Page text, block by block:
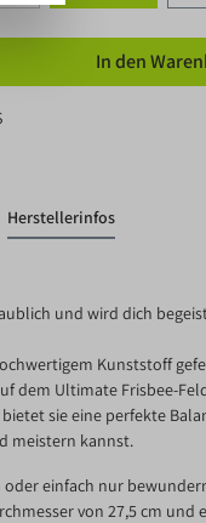
In den
Herstellerinfos
und wird dich
Kunststoff
dem Ultimate Frisbee-
sie eine perfekte
meistern kannst.
oder einfach nur
von 27,5 cm und